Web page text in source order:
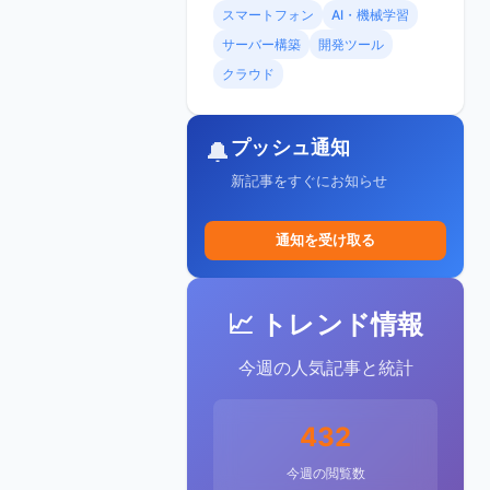
スマートフォン
AI・機械学習
サーバー構築
開発ツール
クラウド
🔔プッシュ通知
新記事をすぐにお知らせ
通知を受け取る
📈 トレンド情報
今週の人気記事と統計
432
今週の閲覧数